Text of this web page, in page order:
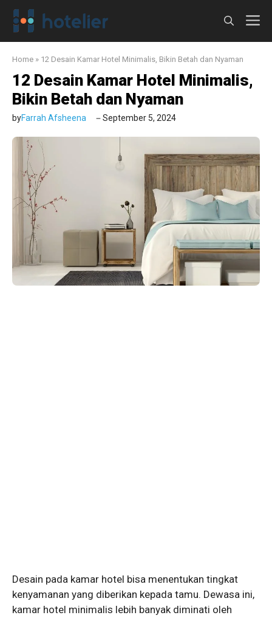
Langsung
Home » 12 Desain Kamar Hotel Minimalis, Bikin Betah dan Nyaman
12 Desain Kamar Hotel Minimalis,
Bikin Betah dan Nyaman
byFarrah Afsheena September 5, 2024
Desain pada kamar hotel bisa menentukan tingkat
kenyamanan yang diberikan kepada tamu. Dewasa ini,
kamar hotel minimalis lebih banyak diminati oleh